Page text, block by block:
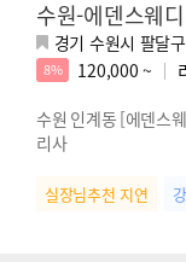
수원-에덴스웨
경기 수원시 팔달
8% 120,000 ~
수원 인계동 [에덴스
리사
실장님추천 지연